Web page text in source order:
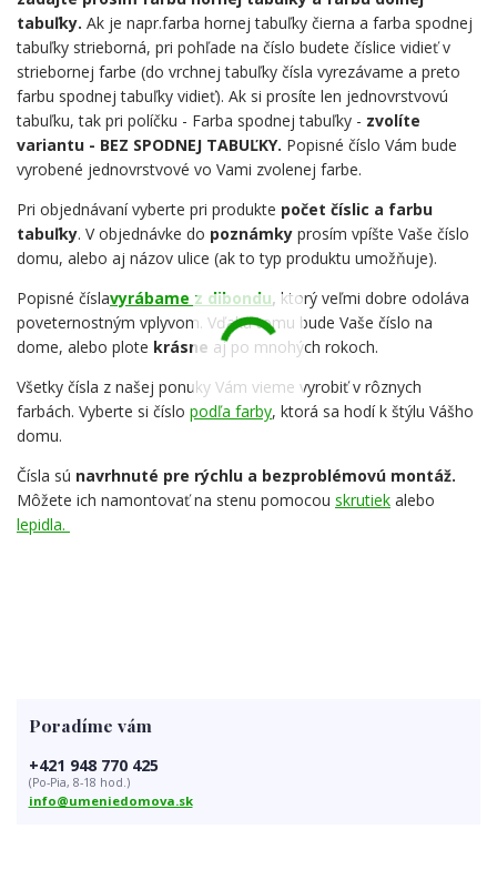
tabuľky. Ak je napr.farba hornej tabuľky čierna a farba spodnej
tabuľky strieborná, pri pohľade na číslo budete číslice vidieť v
striebornej farbe (do vrchnej tabuľky čísla vyrezávame a preto
farbu spodnej tabuľky vidieť). Ak si prosíte len jednovrstvovú
tabuľku, tak pri políčku - Farba spodnej tabuľky - zvolíte
variantu - BEZ SPODNEJ TABUĽKY. Popisné číslo Vám bude
vyrobené jednovrstvové vo Vami zvolenej farbe.
Pri objednávaní vyberte pri produkte počet číslic a farbu
tabuľky. V objednávke do poznámky prosím vpíšte Vaše číslo
domu, alebo aj názov ulice (ak to typ produktu umožňuje).
Popisné číslavyrábame z dibondu, ktorý veľmi dobre odoláva
poveternostným vplyvom. Vďaka tomu bude Vaše číslo na
dome, alebo plote krásne aj po mnohých rokoch.
Všetky čísla z našej ponuky Vám vieme vyrobiť v rôznych
farbách. Vyberte si číslo podľa farby, ktorá sa hodí k štýlu Vášho
domu.
Čísla sú navrhnuté pre rýchlu a bezproblémovú montáž.
Môžete ich namontovať na stenu pomocou skrutiek alebo
lepidla.
Poradíme vám
+421 948 770 425
(Po-Pia, 8-18 hod.)
info@umeniedomova.sk